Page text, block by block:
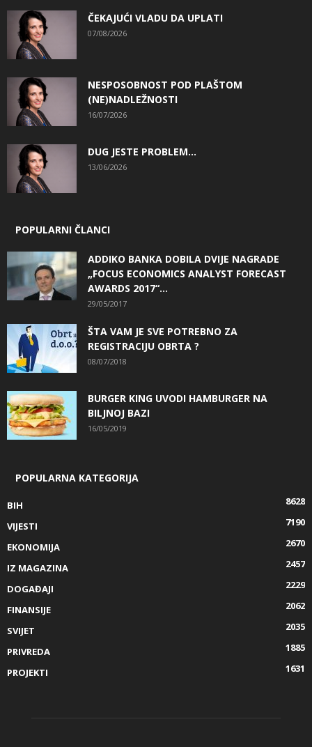
ČEKAJUĆI VLADU DA UPLATI
07/08/2026
NESPOSOBNOST POD PLAŠTOM
(NE)NADLEŽNOSTI
16/07/2026
DUG JESTE PROBLEM…
13/06/2026
POPULARNI ČLANCI
ADDIKO BANKA DOBILA DVIJE NAGRADE
„FOCUS ECONOMICS ANALYST FORECAST
AWARDS 2017“...
29/05/2017
ŠTA VAM JE SVE POTREBNO ZA
REGISTRACIJU OBRTA ?
08/07/2018
BURGER KING UVODI HAMBURGER NA
BILJNOJ BAZI
16/05/2019
POPULARNA KATEGORIJA
BIH
8628
VIJESTI
7190
EKONOMIJA
2670
IZ MAGAZINA
2457
DOGAĐAJI
2229
FINANSIJE
2062
SVIJET
2035
PRIVREDA
1885
PROJEKTI
1631